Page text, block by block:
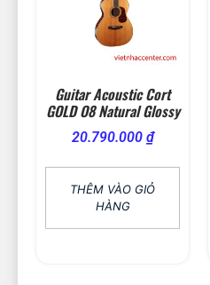
Guitar Acoustic Cort
GOLD O8 Natural Glossy
20.790.000 ₫
THÊM VÀO GIỎ
HÀNG